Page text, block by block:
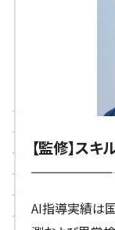
【監修】ス
AI指導実績は